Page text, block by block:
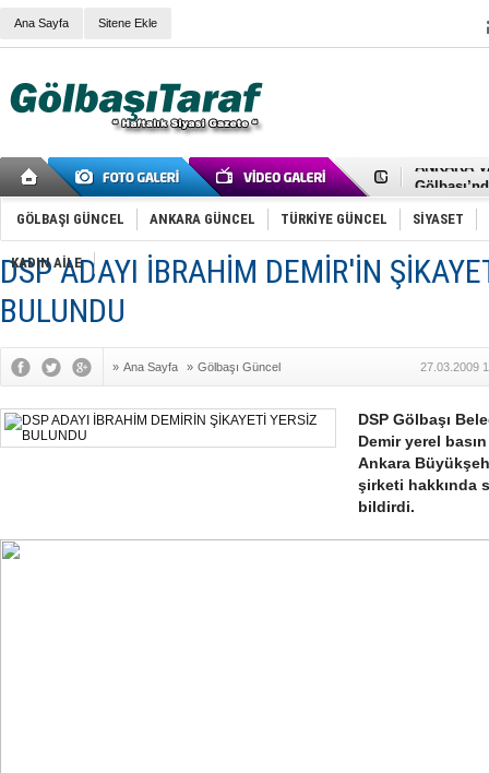
Ana Sayfa Sitene Ekle
Cemal
Samet
FAİZ
OLİMPİK
SÖZ
İNCEK
GÖLBAŞI GÜNCEL ANKARA GÜNCEL TÜRKİYE GÜNCEL SİYASET
KADIN AİLE
DSP ADAYI İBRAHİM DEMİR'İN
BULUNDU
» Ana Sayfa » Gölbaşı Güncel 27.03.2009
DSP Gölbaşı
Demir yerel
Ankara
şirketi hakkında
bildirdi.